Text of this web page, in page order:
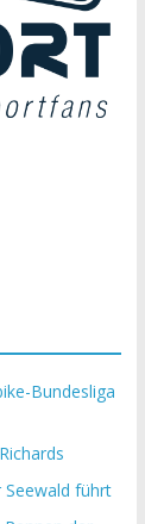
Bundesliga
Seewald führt